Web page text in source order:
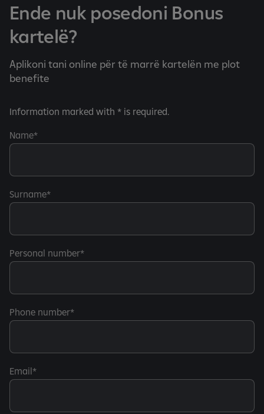
Ende nuk posedoni Bonus
kartelë?
Aplikoni tani online për të marrë kartelën me plot
benefite
Information marked with * is required.
Name
Surname
Personal number
Phone number
Email